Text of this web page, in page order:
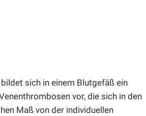
sich in einem Blutgefäß ein
vor, die sich in den
Maß von der individuellen